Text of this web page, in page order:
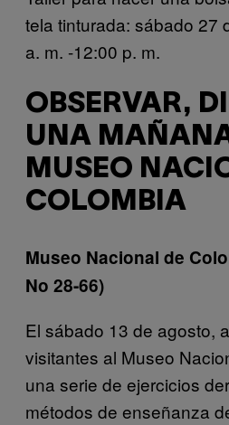
tela tinturada: sábado 27
a. m. -12:00 p. m.
OBSERVAR,
UNA
MUSEO
COLOMBIA
Museo Nacional de
No 28-66)
El sábado 13 de agosto,
visitantes al Museo
una serie de ejercicios
métodos de enseñanza